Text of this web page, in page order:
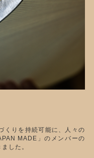
くりを持続可能に、人々の
MADE」のメンバーの
した。